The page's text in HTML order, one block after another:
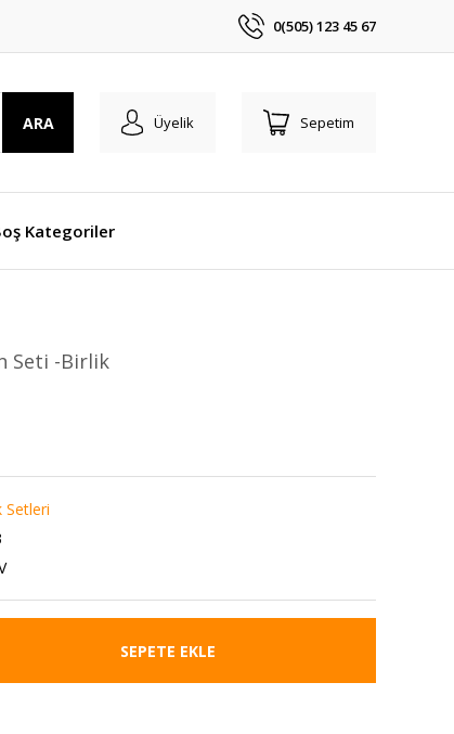
0(505) 123 45 67
ARA Üyelik Sepetim
Kategoriler
Seti -Birlik
Setleri
SEPETE EKLE